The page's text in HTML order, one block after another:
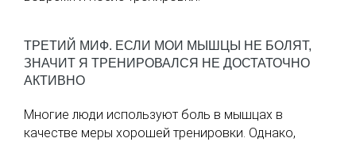
ТРЕТИЙ МИФ. ЕСЛИ МОИ МЫШЦЫ НЕ БОЛЯТ,
ЗНАЧИТ Я ТРЕНИРОВАЛСЯ НЕ ДОСТАТОЧНО
АКТИВНО
Многие люди используют боль в мышцах в
качестве меры хорошей тренировки. Однако,